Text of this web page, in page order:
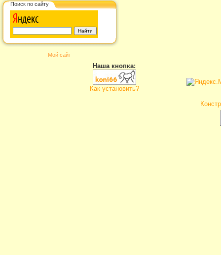
Поиск по сайту
Мой сайт
Наша кнопка:
Как установить?